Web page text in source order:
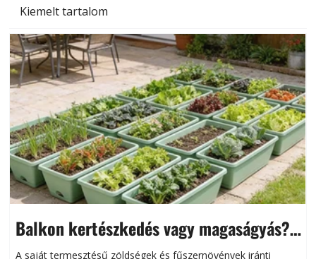
Kiemelt tartalom
Balkon kertészkedés vagy magaságyás?
Helytakarékos kertészkedés
A saját termesztésű zöldségek és fűszernövények iránti